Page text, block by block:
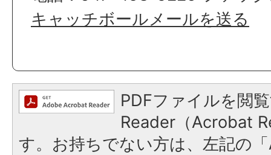
キャッチボールメールを送る
PDFファイルを閲
Reader（Acrobat
す。お持ちでない方は、左記の